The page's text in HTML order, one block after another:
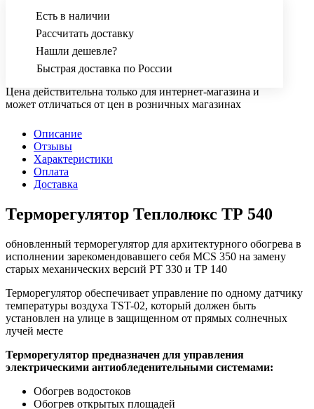
Есть в наличии
Рассчитать доставку
Нашли дешевле?
Быстрая доставка по России
Цена действительна только для интернет-магазина и
может отличаться от цен в розничных магазинах
Описание
Отзывы
Характеристики
Оплата
Доставка
Терморегулятор Теплолюкс ТР 540
обновленный терморегулятор для архитектурного обогрева в
исполнении зарекомендовавшего себя MCS 350 на замену
старых механических версий РТ 330 и ТР 140
Терморегулятор обеспечивает управление по одному датчику
температуры воздуха TST-02, который должен быть
установлен на улице в защищенном от прямых солнечных
лучей месте
Терморегулятор предназначен для управления
электрическими антиобледенительными системами:
Обогрев водостоков
Обогрев открытых площадей